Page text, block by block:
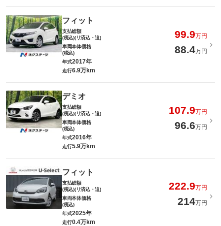
フィット
支払総額
(税込)(リ済込・追)
99.9万円
車両本体価格
(税込)
88.4万円
年式2017年
走行6.9万km
デミオ
支払総額
(税込)(リ済込・追)
107.9万円
車両本体価格
(税込)
96.6万円
年式2016年
走行5.9万km
フィット
支払総額
(税込)(リ済込・追)
222.9万円
車両本体価格
(税込)
214万円
年式2025年
走行0.4万km